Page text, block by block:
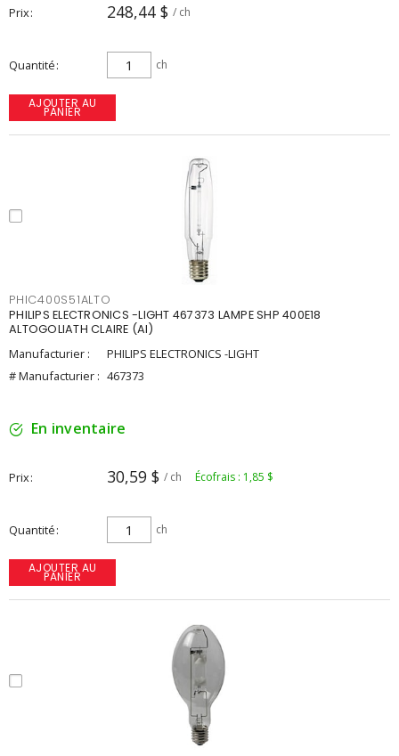
Prix 248,44 $ / ch
Quantité ch
AJOUTER AU
PANIER
PHIC400S51ALTO
PHILIPS ELECTRONICS -LIGHT 467373 LAMPE SHP 400E18
ALTOGOLIATH CLAIRE (AI)
Manufacturier :
PHILIPS ELECTRONICS -LIGHT
# Manufacturier : 467373
En inventaire
Prix 30,59 $ / ch Écofrais : 1,85 $
Quantité ch
AJOUTER AU
PANIER